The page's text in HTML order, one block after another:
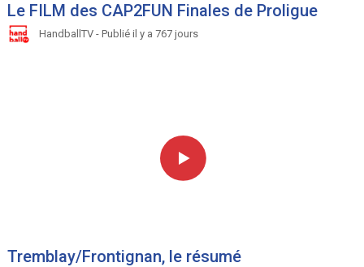
Le FILM des CAP2FUN Finales de Proligue
HandballTV - Publié il y a 767 jours
Tremblay/Frontignan, le résumé